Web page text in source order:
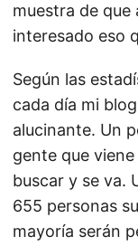
muestra de que
interesado eso
Según las
cada día mi
alucinante. Un
gente que
buscar y se va.
655 personas
mayoría serán